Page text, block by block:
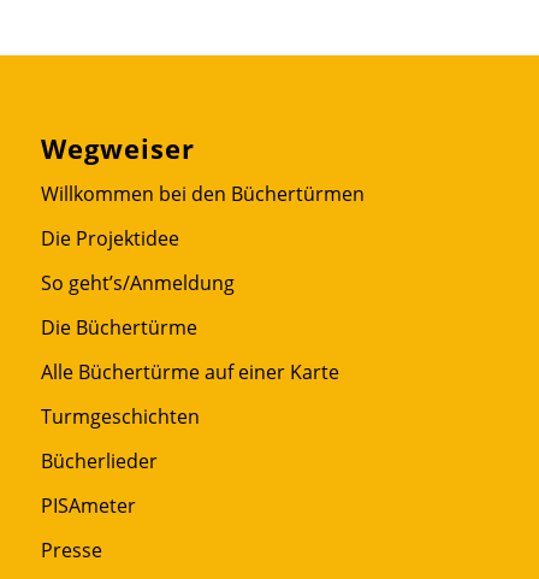
Wegweiser
Willkommen bei den Büchertürmen
Die Projektidee
So geht’s/Anmeldung
Die Büchertürme
Alle Büchertürme auf einer Karte
Turmgeschichten
Bücherlieder
PISAmeter
Presse